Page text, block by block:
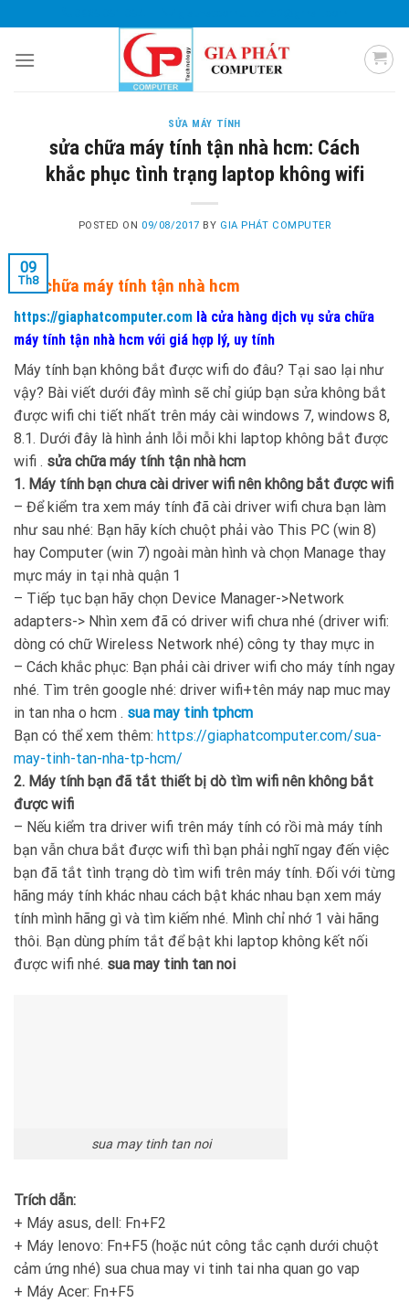
to
content
SỬA MÁY TÍNH
sửa chữa máy tính tận nhà hcm: Cách
khắc phục tình trạng laptop không wifi
POSTED ON 09/08/2017 BY GIA PHÁT COMPUTER
09
Th8
sửa chữa máy tính tận nhà hcm
https://giaphatcomputer.com là cửa hàng dịch vụ sửa chữa
máy tính tận nhà hcm với giá hợp lý, uy tính
Máy tính bạn không bắt được wifi do đâu? Tại sao lại như
vậy? Bài viết dưới đây mình sẽ chỉ giúp bạn sửa không bắt
được wifi chi tiết nhất trên máy cài windows 7, windows 8,
8.1. Dưới đây là hình ảnh lỗi mỗi khi laptop không bắt được
wifi . sửa chữa máy tính tận nhà hcm
1. Máy tính bạn chưa cài driver wifi nên không bắt được wifi
– Để kiểm tra xem máy tính đã cài driver wifi chưa bạn làm
như sau nhé: Bạn hãy kích chuột phải vào This PC (win 8)
hay Computer (win 7) ngoài màn hình và chọn Manage thay
mực máy in tại nhà quận 1
– Tiếp tục bạn hãy chọn Device Manager->Network
adapters-> Nhìn xem đã có driver wifi chưa nhé (driver wifi:
dòng có chữ Wireless Network nhé) công ty thay mực in
– Cách khắc phục: Bạn phải cài driver wifi cho máy tính ngay
nhé. Tìm trên google nhé: driver wifi+tên máy nap muc may
in tan nha o hcm . sua may tinh tphcm
Bạn có thể xem thêm: https://giaphatcomputer.com/sua-
may-tinh-tan-nha-tp-hcm/
2. Máy tính bạn đã tắt thiết bị dò tìm wifi nên không bắt
được wifi
– Nếu kiểm tra driver wifi trên máy tính có rồi mà máy tính
bạn vẫn chưa bắt được wifi thì bạn phải nghĩ ngay đến việc
bạn đã tắt tình trạng dò tìm wifi trên máy tính. Đối với từng
hãng máy tính khác nhau cách bật khác nhau bạn xem máy
tính mình hãng gì và tìm kiếm nhé. Mình chỉ nhớ 1 vài hãng
thôi. Bạn dùng phím tắt để bật khi laptop không kết nối
được wifi nhé. sua may tinh tan noi
sua may tinh tan noi
Trích dẫn:
+ Máy asus, dell: Fn+F2
+ Máy lenovo: Fn+F5 (hoặc nút công tắc cạnh dưới chuột
cảm ứng nhé) sua chua may vi tinh tai nha quan go vap
+ Máy Acer: Fn+F5